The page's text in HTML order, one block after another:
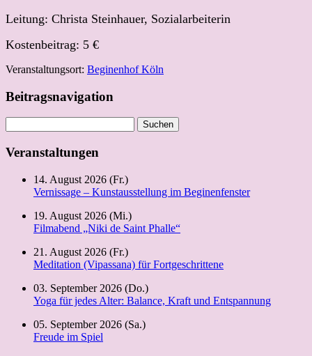
Leitung: Christa Steinhauer, Sozialarbeiterin
Kostenbeitrag: 5 €
Veranstaltungsort: Beginenhof Köln
Beitragsnavigation
nach:
Veranstaltungen
14. August 2026 (Fr.)
Vernissage – Kunstausstellung im Beginenfenster
19. August 2026 (Mi.)
Filmabend „Niki de Saint Phalle“
21. August 2026 (Fr.)
Meditation (Vipassana) für Fortgeschrittene
03. September 2026 (Do.)
Yoga für jedes Alter: Balance, Kraft und Entspannung
05. September 2026 (Sa.)
Freude im Spiel